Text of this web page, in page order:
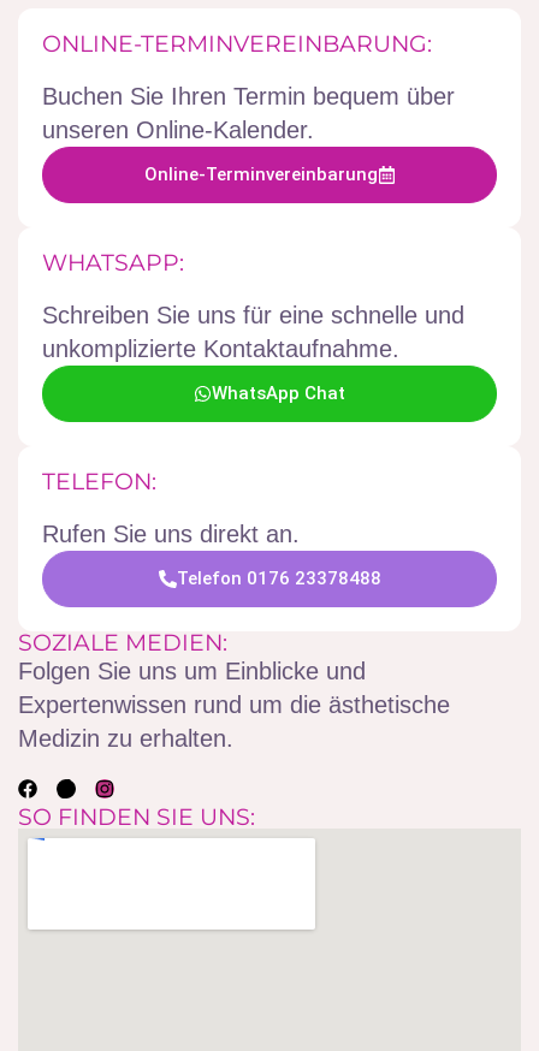
ONLINE-TERMINVEREINBARUNG:
Buchen Sie Ihren Termin bequem über
unseren Online-Kalender.
Online-Terminvereinbarung
WHATSAPP:
Schreiben Sie uns für eine schnelle und
unkomplizierte Kontaktaufnahme.
WhatsApp Chat
TELEFON:
Rufen Sie uns direkt an.
Telefon 0176 23378488
SOZIALE MEDIEN:
Folgen Sie uns um Einblicke und
Expertenwissen rund um die ästhetische
Medizin zu erhalten.
SO FINDEN SIE UNS: